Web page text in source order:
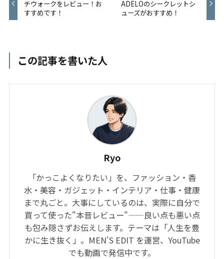
チウォークをレビュー！お
すすめです！
ADELOのシークレットシ
ューズがおすすめ！
この記事を書いた人
Ryo
「かっこよくなりたい」を、ファッション・香
水・美容・ガジェット・インテリア・仕事・健康
まで丸ごと。大事にしているのは、実際に自分で
買って使った"本音レビュー"——良い点も悪い点
も包み隠さずお伝えします。テーマは「人生を豊
かに生き抜く」。MEN'S EDIT を運営、YouTube
でも動画で発信中です。